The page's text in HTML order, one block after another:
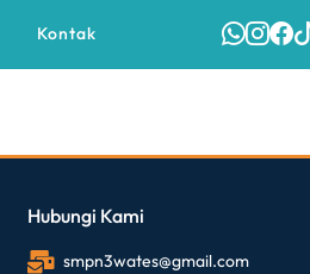
Kontak
Hubungi Kami
smpn3wates@gmail.com